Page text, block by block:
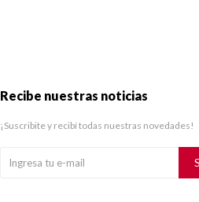
Recibe nuestras noticias
¡Suscribite y recibí todas nuestras novedades!